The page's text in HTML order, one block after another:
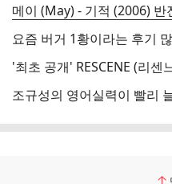
메이 (May) - 기적 (2006)
조규성의 영어실력이 빨리